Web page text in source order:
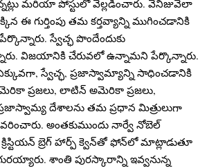
మరియా పోస్టులో వెల్లడించారు. వెనిజువెలా
ఈ గుర్తింపు తమ కర్తవ్యాన్ని ముగించడానికి
స్వేచ్ఛ పొందేందుకు
విజయానికి చేరువలో ఉన్నామని పేర్కొన్నారు.
స్వేచ్ఛ, ప్రజాస్వామ్యాన్ని సాధించడానికి
అమెరికా ప్రజలు, లాటిన్ అమెరికా ప్రజలు,
దేశాలను తమ ప్రధాన మిత్రులుగా
అంతకుముందు నార్వే నోబెల్
క్రిస్టియన్ బ్రెగ్ హార్ప్ క్వెన్‌తో ఫోన్‌లో మాట్లాడుతూ
శాంతి పురస్కారాన్ని ఇవ్వనున్న